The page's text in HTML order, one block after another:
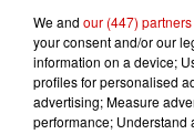
Le
We and our (447) partners
your consent and/or our
information on a device;
profiles for personalised
advertising; Measure
performance; Understand